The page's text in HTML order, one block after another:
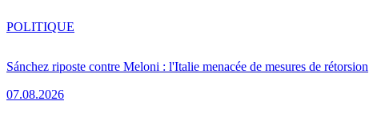
Sánchez riposte contre Meloni : l'Italie menacée de mesures de rétorsion
07.08.2026
POLITIQUE